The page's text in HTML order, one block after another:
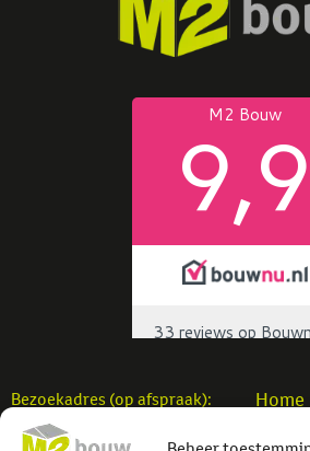
Bezoekadres (op afspraak):
M2 Bouw b.v.
Home